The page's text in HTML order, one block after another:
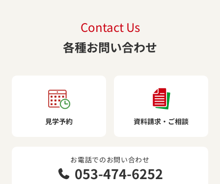
Contact Us
各種お問い合わせ
見学予約 資料請求・ご相談
お電話でのお問い合わせ
053-474-6252